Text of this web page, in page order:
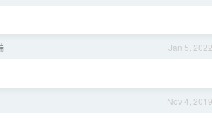
Jan 5, 2022
Nov 4, 2019